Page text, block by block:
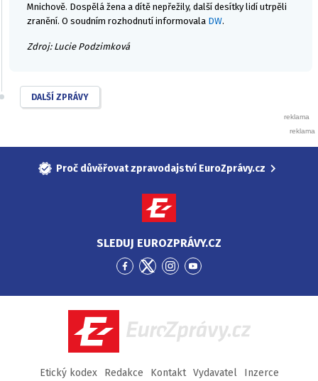
Mnichově. Dospělá žena a dítě nepřežily, další desítky lidí utrpěli
zranění. O soudním rozhodnutí informovala DW.
Zdroj: Lucie Podzimková
DALŠÍ ZPRÁVY
Proč důvěřovat zpravodajství EuroZprávy.cz
SLEDUJ EUROZPRÁVY.CZ
Přejít
Facebook
Přejít
Twitter
Přejít
Instagram
Přejít
YouTube
EuroZprávy.cz
Etický kodex Redakce Kontakt Vydavatel
Inzerce